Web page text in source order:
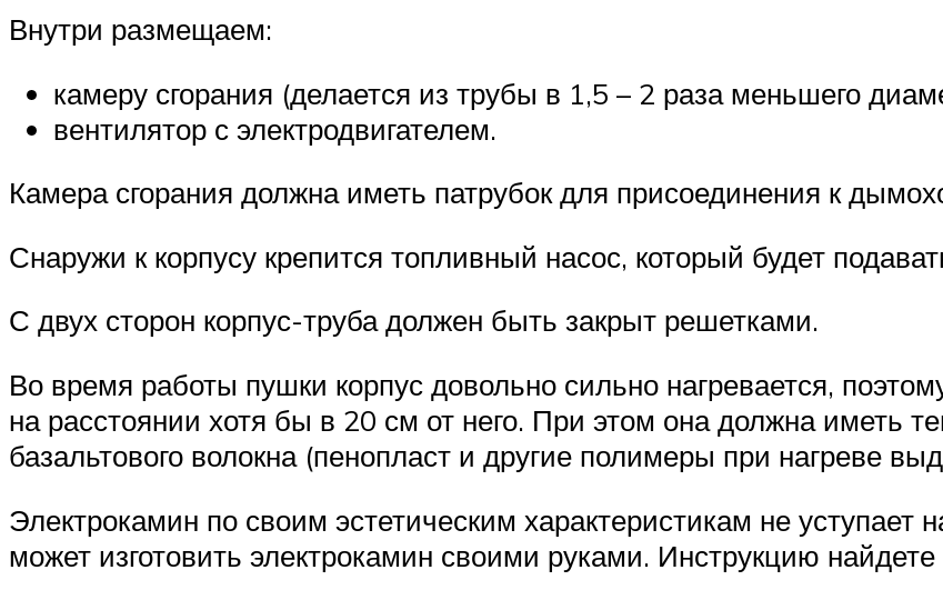
Внутри размещаем:
камеру сгорания (делается из трубы в 1,5 – 2 раза меньшего
вентилятор с электродвигателем.
Камера сгорания должна иметь патрубок для присоединения к
Снаружи к корпусу крепится топливный насос, который будет
С двух сторон корпус-труба должен быть закрыт решетками.
Во время работы пушки корпус довольно сильно нагревается,
на расстоянии хотя бы в 20 см от него. При этом она должна иметь
базальтового волокна (пенопласт и другие полимеры при нагреве
Электрокамин по своим эстетическим характеристикам не
может изготовить электрокамин своими руками. Инструкцию найдете